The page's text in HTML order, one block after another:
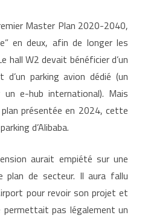
e
A
p
o
r
t
t
o
u
r
u
Master Plan 2020-2040,
en deux, afin de longer les
hall W2 devait bénéficier d’un
parking avion dédié (un
e-hub international). Mais
présentée en 2024, cette
d’Alibaba.
aurait empiété sur une
plan de secteur. Il aura fallu
pour revoir son projet et
pas légalement un